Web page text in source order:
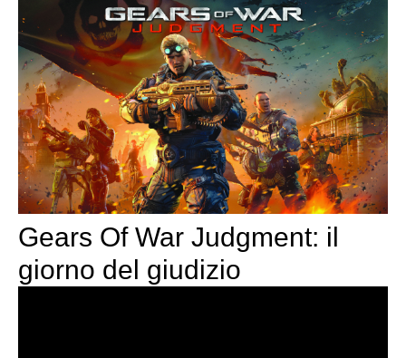
Gears Of War Judgment: il
giorno del giudizio